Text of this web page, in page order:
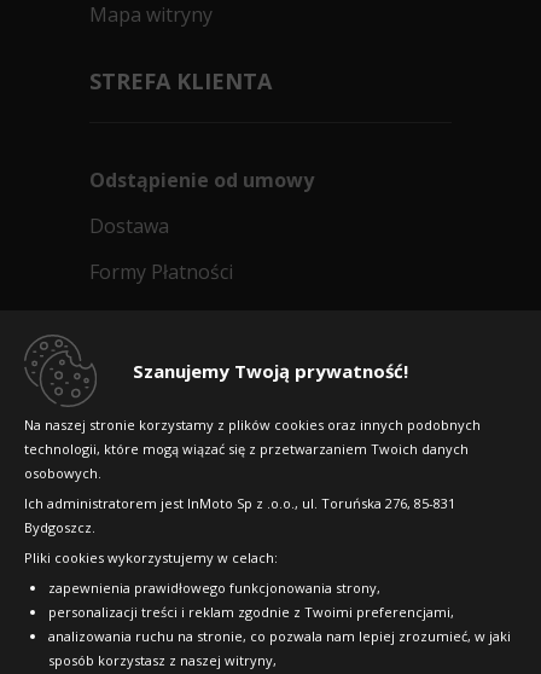
Szanujemy Twoją prywatność!
Na naszej stronie korzystamy z plików cookies oraz innych podobnych
technologii, które mogą wiązać się z przetwarzaniem Twoich danych
osobowych.
Ich administratorem jest InMoto Sp z .o.o., ul. Toruńska 276, 85-831
Bydgoszcz.
Pliki cookies wykorzystujemy w celach:
zapewnienia prawidłowego funkcjonowania strony,
personalizacji treści i reklam zgodnie z Twoimi preferencjami,
analizowania ruchu na stronie, co pozwala nam lepiej zrozumieć, w jaki
sposób korzystasz z naszej witryny,
Mapa witryny
STREFA KLIENTA
Odstąpienie od umowy
Dostawa
Formy Płatności
Dlaczego warto kupić w 24opony.pl
Raty
FAQ
OFICJALNY PARTNER